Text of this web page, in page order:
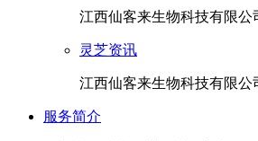
江西仙客来生物科技有限公
灵芝资讯
江西仙客来生物科技有限公
服务简介